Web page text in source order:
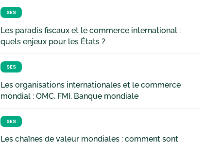
SES
Les paradis fiscaux et le commerce international :
quels enjeux pour les États ?
SES
Les organisations internationales et le commerce
mondial : OMC, FMI, Banque mondiale
SES
Les chaînes de valeur mondiales : comment sont